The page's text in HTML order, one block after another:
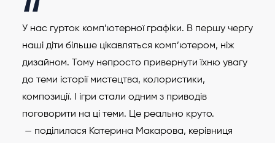
У нас гурток комп’ютерної графіки. В першу чергу
наші діти більше цікавляться комп’ютером, ніж
дизайном. Тому непросто привернути їхню увагу
до теми історії мистецтва, колористики,
композиції. І ігри стали одним з приводів
поговорити на ці теми. Це реально круто.
— поділилася Катерина Макарова, керівниця